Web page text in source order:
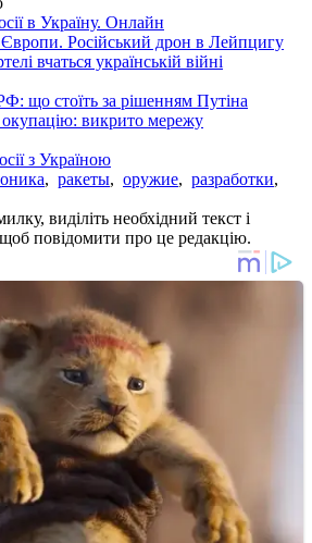
в Україну. Онлайн
Європи. Російський дрон в Лейпцигу
вчаться українській війні
що стоїть за рішенням Путіна
викрито мережу
з Україною
, ракеты, оружие, разработки,
виділіть необхідний текст і
повідомити про це редакцію.